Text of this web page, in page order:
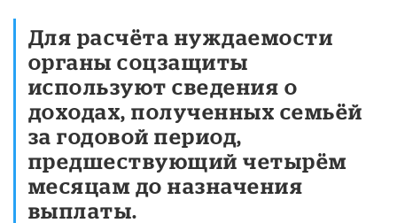
Для расчёта нуждаемости
органы соцзащиты
используют сведения о
доходах, полученных семьёй
за годовой период,
предшествующий четырём
месяцам до назначения
выплаты.